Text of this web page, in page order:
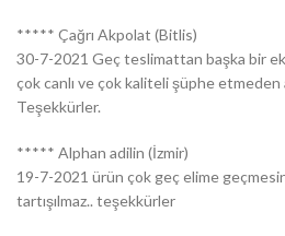
***** Çağrı Akpolat (Bitlis)
30-7-2021 Geç teslimattan başka bir
çok canlı ve çok kaliteli şüphe etmeden
Teşekkürler.
***** Alphan adilin (İzmir)
19-7-2021 ürün çok geç elime
tartışılmaz.. teşekkürler